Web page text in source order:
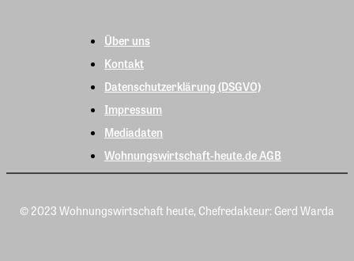
Über uns
Kontakt
Datenschutzerklärung (DSGVO)
Impressum
Mediadaten
Wohnungswirtschaft-heute.de AGB
© 2023 Wohnungswirtschaft heute, Chefredakteur: Gerd Warda